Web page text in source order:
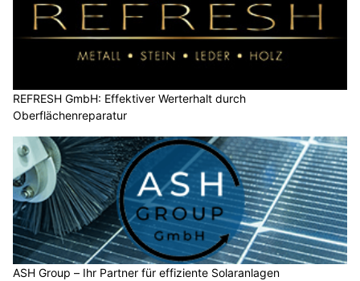
REFRESH GmbH: Effektiver Werterhalt durch
Oberflächenreparatur
ASH Group – Ihr Partner für effiziente Solaranlagen